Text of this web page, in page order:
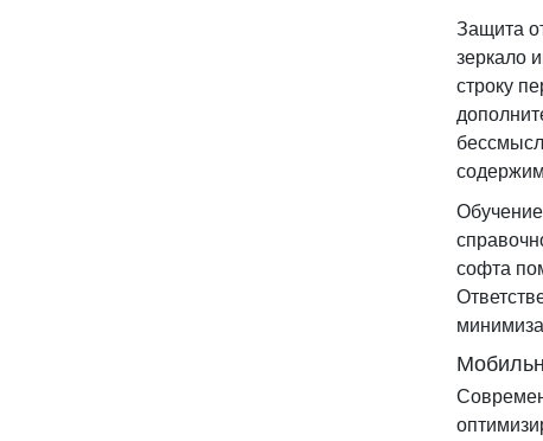
Защита
зеркало
строку
софта